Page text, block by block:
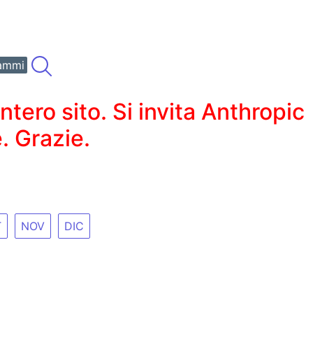
sito. Si invita Anthropic
Grazie.
NOV DIC